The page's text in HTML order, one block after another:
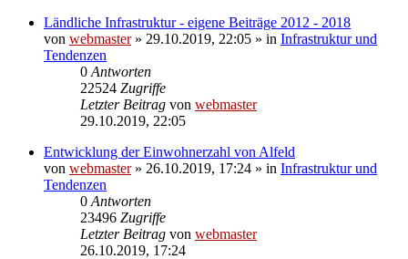
Ländliche Infrastruktur - eigene Beiträge 2012 - 2018
von webmaster» 29.10.2019, 22:05 » in Infrastruktur und
Tendenzen
0 Antworten
22524 Zugriffe
Letzter Beitrag von webmaster
29.10.2019, 22:05
Entwicklung der Einwohnerzahl von Alfeld
von webmaster» 26.10.2019, 17:24 » in Infrastruktur und
Tendenzen
0 Antworten
23496 Zugriffe
Letzter Beitrag von webmaster
26.10.2019, 17:24